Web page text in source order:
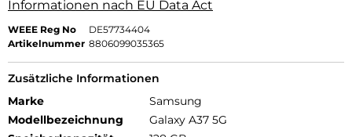
Informationen nach EU Data Act
WEEE Reg No
DE57734404
Artikelnummer 8806099035365
Zusätzliche Informationen
Marke
Samsung
Modellbezeichnung
Galaxy A37 5G